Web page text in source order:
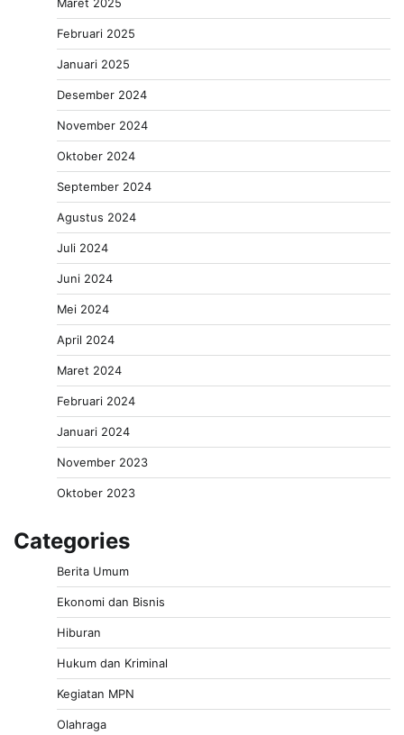
Maret 2025
Februari 2025
Januari 2025
Desember 2024
November 2024
Oktober 2024
September 2024
Agustus 2024
Juli 2024
Juni 2024
Mei 2024
April 2024
Maret 2024
Februari 2024
Januari 2024
November 2023
Oktober 2023
Categories
Berita Umum
Ekonomi dan Bisnis
Hiburan
Hukum dan Kriminal
Kegiatan MPN
Olahraga